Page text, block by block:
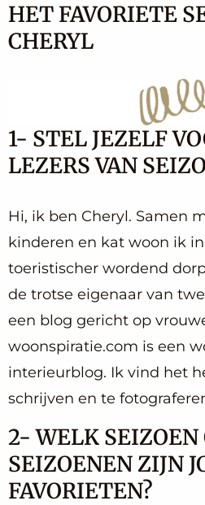
HET FAVORIETE
CHERYL
1- STEL JEZELF
LEZERS VAN
Hi, ik ben Cheryl. Samen
kinderen en kat woon ik
toeristischer wordend
de trotse eigenaar van
een blog gericht op
woonspiratie.com is een
interieurblog. Ik vind het
schrijven en te
2- WELK SEIZOEN
SEIZOENEN ZIJN
FAVORIETEN?